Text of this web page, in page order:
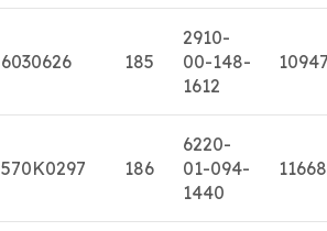
6030626 185
2910-
00-148-
1612
570K0297 186
6220-
01-094-
1440